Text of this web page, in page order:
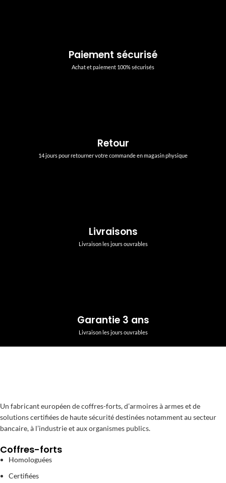
Paiement sécurisé
Achat et paiement 100% sécurisés
Retour
14 jours pour retourner votre commande en magasin physique
Livraisons
Livraison les jours ouvrables
Garantie 3 ans
Livraison les jours ouvrables
Un fabricant européen de coffres-forts, d’armoires à armes et de
solutions certifiées de haute sécurité destinées notamment au secteur
bancaire, à l’industrie et aux organismes publics.
Coffres-forts
Homologuées
Certifiées